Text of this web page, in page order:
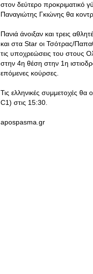
στον δεύτερο προκριματικό
Παναγιώτης Γκιώνης θα
Πανιά άνοιξαν και τρεις
και στα Star οι Τσότρας/
τις υποχρεώσεις του στους
στην 4η θέση στην 1η
επόμενες κούρσες.
Τις ελληνικές συμμετοχές
C1) στις 15:30.
apospasma.gr